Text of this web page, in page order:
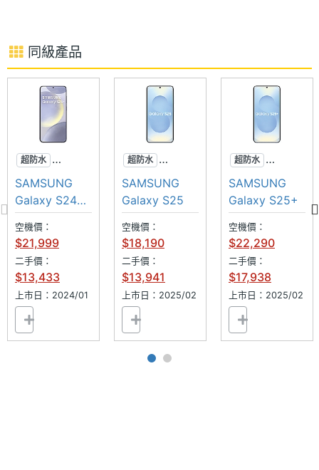
主螢幕
觸控採
樣率
240 Hz
相機規格
畫素
主相機
感光元
件
主相機
1.8
同級產品
超防水
專業攝影
AI手機
SAMSUNG
Galaxy S24+
256GB
空機價：
$21,999
二手價：
$13,433
上市日：2024/01
超防水
專業攝影
AI手機
SAMSUNG
Galaxy S25
空機價：
$18,190
二手價：
$13,941
上市日：2025/02
超防水
專業攝影
AI手機
SAMSUNG
Galaxy S25+
空機價：
$22,290
二手價：
$17,938
上市日：2025/02